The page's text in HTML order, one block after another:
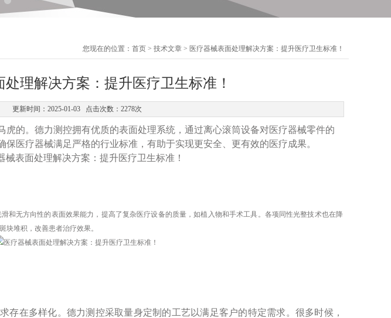
您现在的位置： 首页 > 技术文章 > 医疗器械表面处理解决方案：提升医疗卫生标准！
处理解决方案：提升医疗卫生标准！
更新时间：2025-01-03 点击次数：2278次
的。德力测控拥有优质的表面处理系统，通过离心滚筒设备对医疗器械零件的
医疗器械满足严格的行业标准，有助于实现更安全、更有效的医疗成果。
和无方向性的表面效果能力，提高了复杂医疗设备的质量，如植入物和手术工具。各项同性光整技术也在降
块堆积，改善患者治疗效果。
存在多样化。德力测控采取量身定制的工艺以满足客户的特定需求。很多时候，